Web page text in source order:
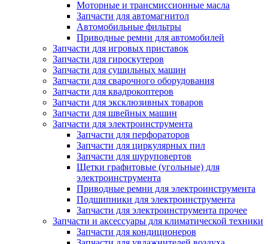
Моторные и трансмиссионные масла
Запчасти для автомагнитол
Автомобильные фильтры
Приводные ремни для автомобилей
Запчасти для игровых приставок
Запчасти для гироскутеров
Запчасти для сушильных машин
Запчасти для сварочного оборудования
Запчасти для квадрокоптеров
Запчасти для эксклюзивных товаров
Запчасти для швейных машин
Запчасти для электроинструмента
Запчасти для перфораторов
Запчасти для циркулярных пил
Запчасти для шуруповертов
Щетки графитовые (угольные) для
электроинструмента
Приводные ремни для электроинструмента
Подшипники для электроинструмента
Запчасти для электроинструмента прочее
Запчасти и аксессуары для климатической техники
Запчасти для кондиционеров